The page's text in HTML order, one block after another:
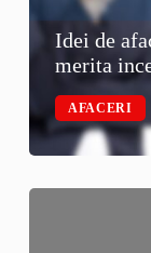
Idei de
merita
AFACERI